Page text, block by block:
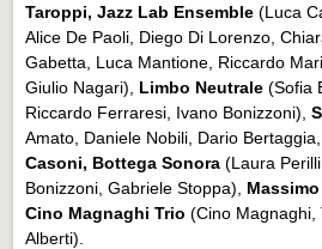
Taroppi, Jazz Lab Ensemble (Luca
Alice De Paoli, Diego Di Lorenzo,
Gabetta, Luca Mantione, Riccardo
Giulio Nagari), Limbo Neutrale (Sofia
Riccardo Ferraresi, Ivano Bonizzoni),
Amato, Daniele Nobili, Dario
Casoni, Bottega Sonora (Laura
Bonizzoni, Gabriele Stoppa),
Cino Magnaghi Trio (Cino Magnaghi,
Alberti).